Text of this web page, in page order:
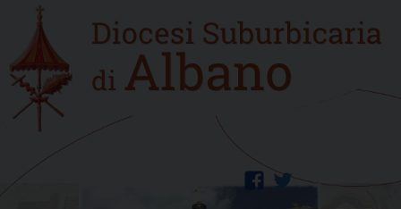
content
Home
new
twitter
facebook